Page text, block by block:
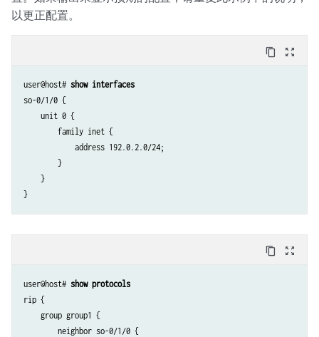
以更正配置。
content_copy zoom_out_map
user@host# show interfaces
so-0/1/0 {
    unit 0 {
        family inet {
            address 192.0.2.0/24;
        }
    }
content_copy zoom_out_map
user@host# show protocols
rip {
    group group1 {
        neighbor so-0/1/0 {